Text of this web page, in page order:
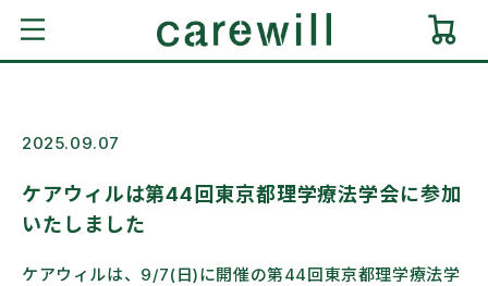
Skip to
content
Cart
2025.09.07
ケアウィルは第44回東京都理学療法学会に参加
いたしました
ケアウィルは、9/7(日)に開催の第44回東京都理学療法学